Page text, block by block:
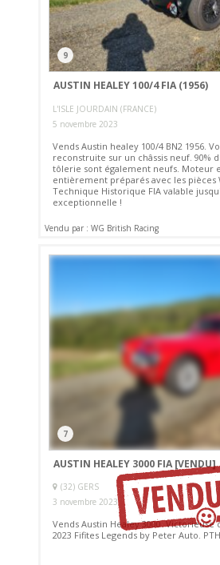
9
AUSTIN HEALEY 100/4 FIA (1956)
L'ISLE JOURDAIN (FRANCE)
5 novembre 2023
Vends Austin healey 100/4 BN2 1956.
reconstruite sur un châssis neuf. 90%
tôlerie sont également neufs. Moteur
entièrement préparés avec les pièces
Technique Historique FIA valable
exceptionnelle !
Vendu par : WG British Racing
7
AUSTIN HEALEY 3000 FIA[VENDU]
(32) GERS
3 novembre 2023
Vends Austin Healey 3000.
2023 Fifites Legends by Peter Auto.